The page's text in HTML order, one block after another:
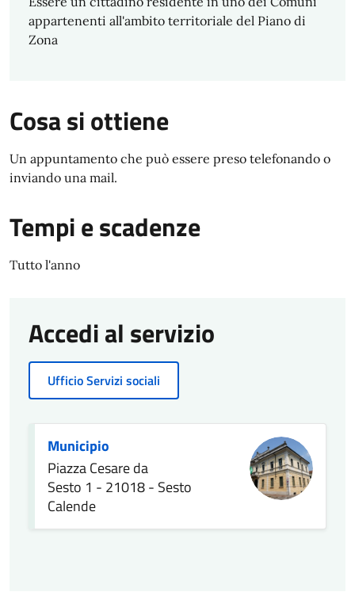
appartenenti all'ambito territoriale del Piano di
Zona
Cosa si ottiene
Un appuntamento che può essere preso telefonando o
inviando una mail.
Tempi e scadenze
Tutto l'anno
Accedi al servizio
Ufficio Servizi sociali
Municipio
Piazza Cesare da
Sesto 1 - 21018 - Sesto
Calende